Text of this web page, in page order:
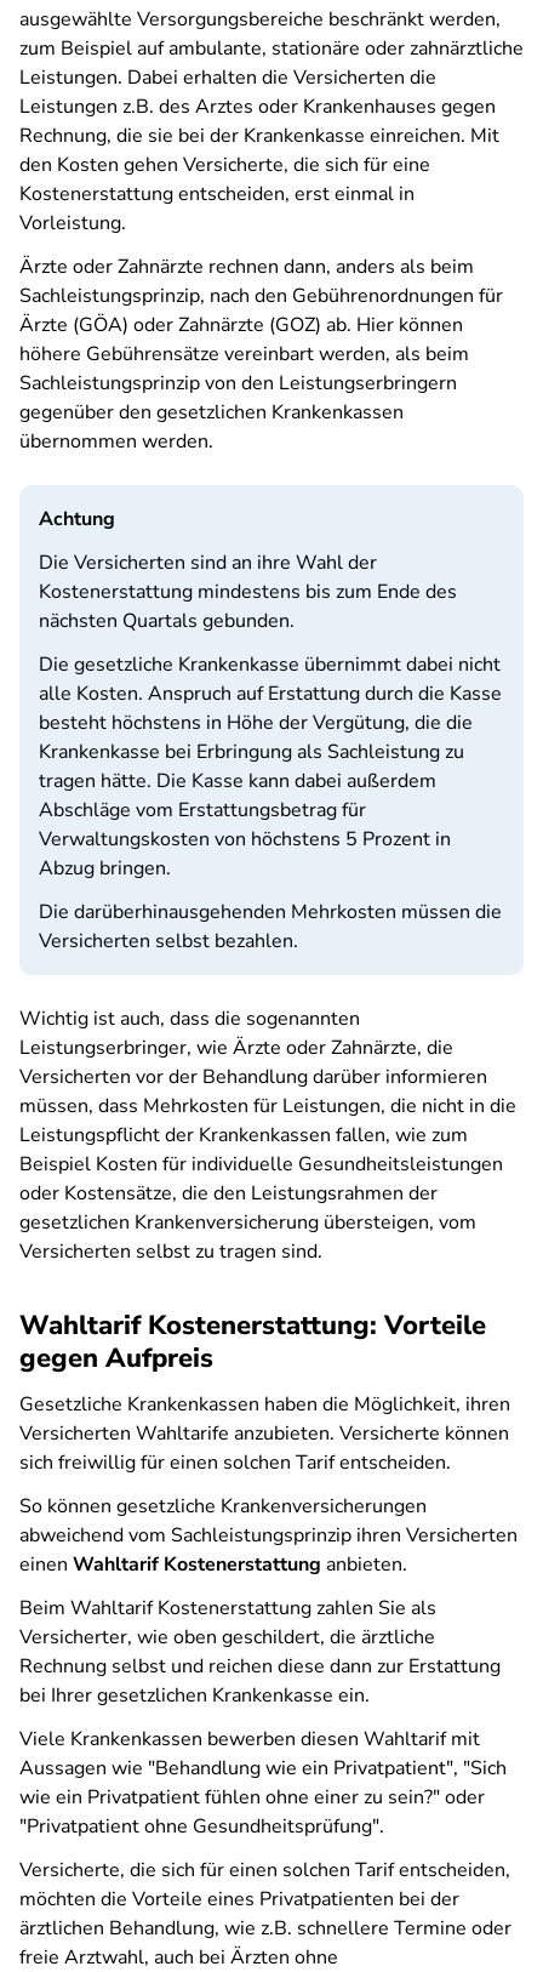
ausgewählte Versorgungsbereiche beschränkt werden,
zum Beispiel auf ambulante, stationäre oder zahnärztliche
Leistungen. Dabei erhalten die Versicherten die
Leistungen z.B. des Arztes oder Krankenhauses gegen
Rechnung, die sie bei der Krankenkasse einreichen. Mit
den Kosten gehen Versicherte, die sich für eine
Kostenerstattung entscheiden, erst einmal in
Vorleistung.
Ärzte oder Zahnärzte rechnen dann, anders als beim
Sachleistungsprinzip, nach den Gebührenordnungen für
Ärzte (GÖA) oder Zahnärzte (GOZ) ab. Hier können
höhere Gebührensätze vereinbart werden, als beim
Sachleistungsprinzip von den Leistungserbringern
gegenüber den gesetzlichen Krankenkassen
übernommen werden.
Achtung
Die Versicherten sind an ihre Wahl der
Kostenerstattung mindestens bis zum Ende des
nächsten Quartals gebunden.
Die gesetzliche Krankenkasse übernimmt dabei nicht
alle Kosten. Anspruch auf Erstattung durch die Kasse
besteht höchstens in Höhe der Vergütung, die die
Krankenkasse bei Erbringung als Sachleistung zu
tragen hätte. Die Kasse kann dabei außerdem
Abschläge vom Erstattungsbetrag für
Verwaltungskosten von höchstens 5 Prozent in
Abzug bringen.
Die darüberhinausgehenden Mehrkosten müssen die
Versicherten selbst bezahlen.
Wichtig ist auch, dass die sogenannten
Leistungserbringer, wie Ärzte oder Zahnärzte, die
Versicherten vor der Behandlung darüber informieren
müssen, dass Mehrkosten für Leistungen, die nicht in die
Leistungspflicht der Krankenkassen fallen, wie zum
Beispiel Kosten für individuelle Gesundheitsleistungen
oder Kostensätze, die den Leistungsrahmen der
gesetzlichen Krankenversicherung übersteigen, vom
Versicherten selbst zu tragen sind.
Wahltarif Kostenerstattung: Vorteile
gegen Aufpreis
Gesetzliche Krankenkassen haben die Möglichkeit, ihren
Versicherten Wahltarife anzubieten. Versicherte können
sich freiwillig für einen solchen Tarif entscheiden.
So können gesetzliche Krankenversicherungen
abweichend vom Sachleistungsprinzip ihren Versicherten
einen Wahltarif Kostenerstattung anbieten.
Beim Wahltarif Kostenerstattung zahlen Sie als
Versicherter, wie oben geschildert, die ärztliche
Rechnung selbst und reichen diese dann zur Erstattung
bei Ihrer gesetzlichen Krankenkasse ein.
Viele Krankenkassen bewerben diesen Wahltarif mit
Aussagen wie "Behandlung wie ein Privatpatient", "Sich
wie ein Privatpatient fühlen ohne einer zu sein?" oder
"Privatpatient ohne Gesundheitsprüfung".
Versicherte, die sich für einen solchen Tarif entscheiden,
möchten die Vorteile eines Privatpatienten bei der
ärztlichen Behandlung, wie z.B. schnellere Termine oder
freie Arztwahl, auch bei Ärzten ohne